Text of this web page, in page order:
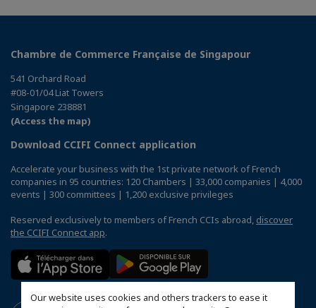
Our website uses cookies and others trackers to ease it
Chambre de Commerce Française de Singapour
541 Orchard Road
#08-01/04 Liat Towers
Singapore 238881
(Access the map)
Download CCIFI Connect application
Accelerate your business with the 1st private network of French
companies in 95 countries: 120 Chambers | 33,000 companies | 4,000
events | 300 committees | 1,200 exclusive privileges
Reserved exclusively to members of French CCIs abroad, discover
the CCIFI Connect app.